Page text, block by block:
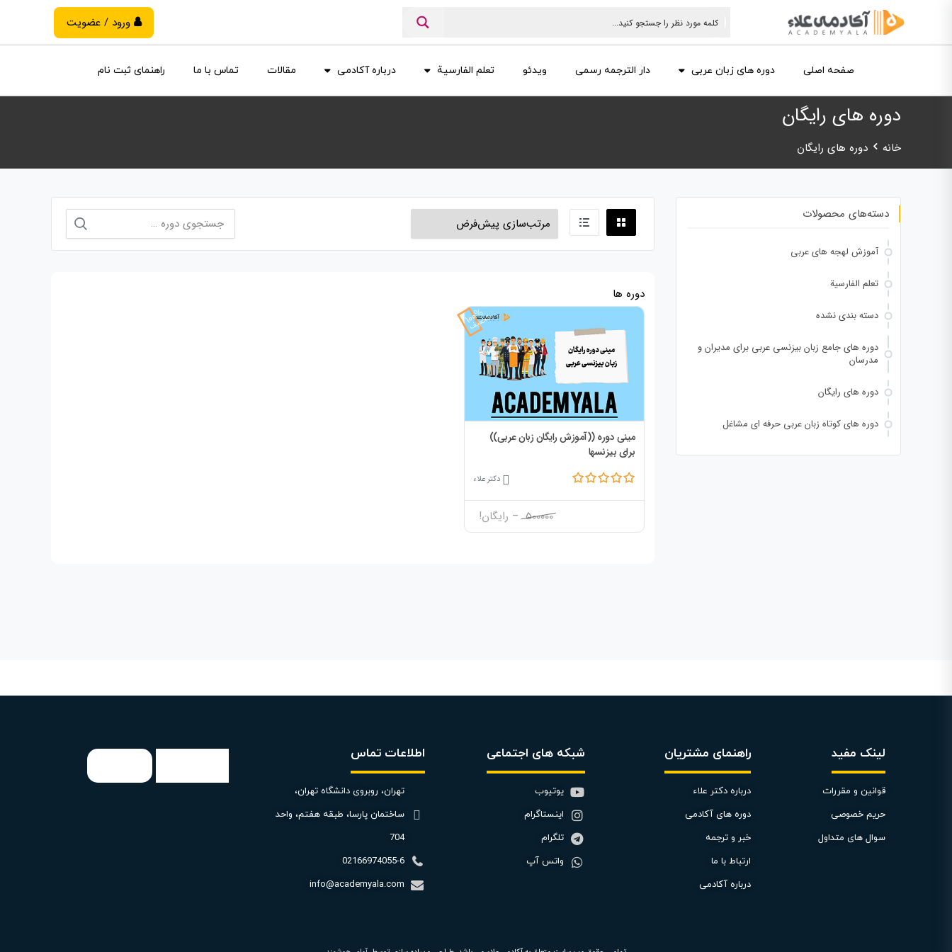
ورود / عضویت
صفحه اصلی دوره های زبان عربی دار الترجمه رسمی ویدئو تعلم الفارسية درباره آکادمی مقالات تماس با ما راهنمای ثبت نام
دوره های رایگان
خانه دوره های رایگان
دوره ها
100%
تخفیف
مینی دوره ((آموزش رایگان زبان عربی))
برای بیزنسها
دکتر علاء
500000 – رایگان!
دسته‌های محصولات
آموزش لهجه های عربی
تعلم الفارسية
دسته بندی نشده
دوره های جامع زبان بیزنسی عربی برای مدیران و
مدرسان
دوره های رایگان
دوره های کوتاه زبان عربی حرفه ای مشاغل
لینک مفید
قوانین و مقررات
حریم خصوصی
سوال های متداول
راهنمای مشتریان
درباره دکتر علاء
دوره های آکادمی
خبر و ترجمه
ارتباط با ما
درباره آکادمی
شبکه های اجتماعی
یوتیوب
اینستاگرام
تلگرام
واتس آپ
اطلاعات تماس
تهران، روبروی دانشگاه تهران،
ساختمان پارسا، طبقه هفتم، واحد
704
02166974055-6
info@academyala.com